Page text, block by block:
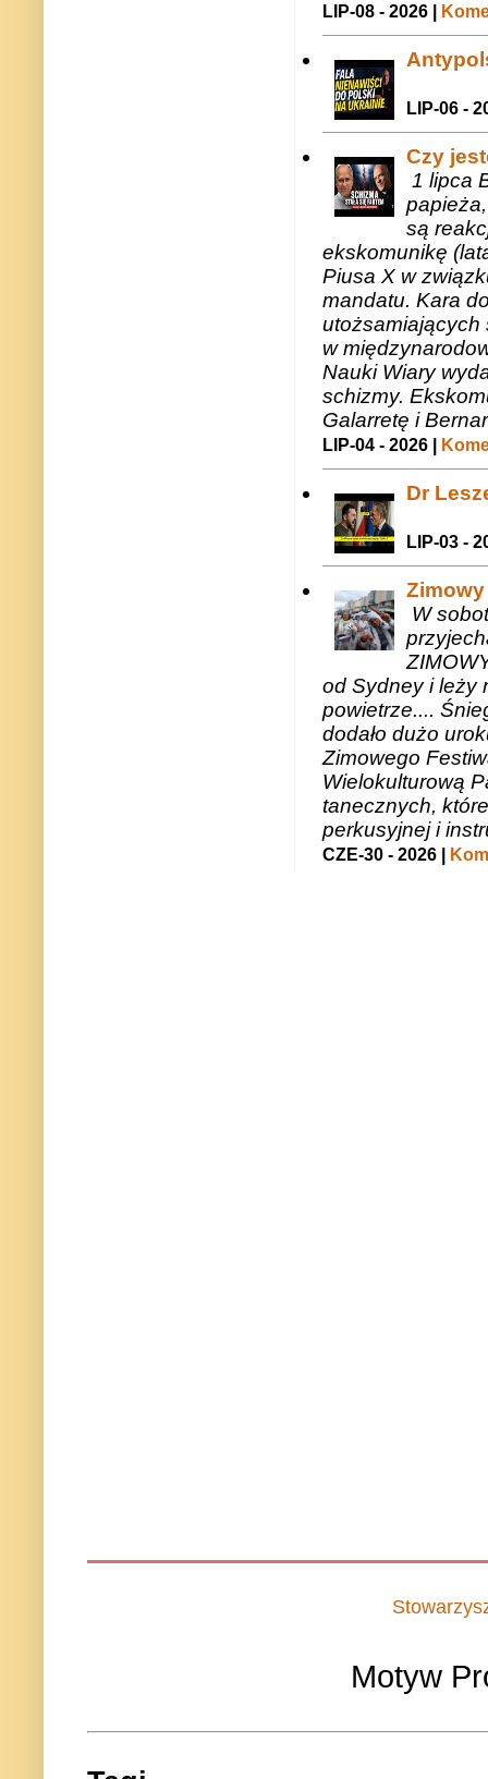
LIP-08 - 2026 |
LIP-06 -
Czy
1 lipca
są
ekskomunikę
Piusa X w
mandatu. Kara
utożsamiających
w
Nauki Wiary
schizmy.
Galarretę i
LIP-04 - 2026 |
Dr
LIP-03 -
W
od Sydney i leży
powietrze....
dodało dużo
Zimowego
Wielokulturową
tanecznych,
perkusyjnej i
CZE-30 - 2026 |
Motyw